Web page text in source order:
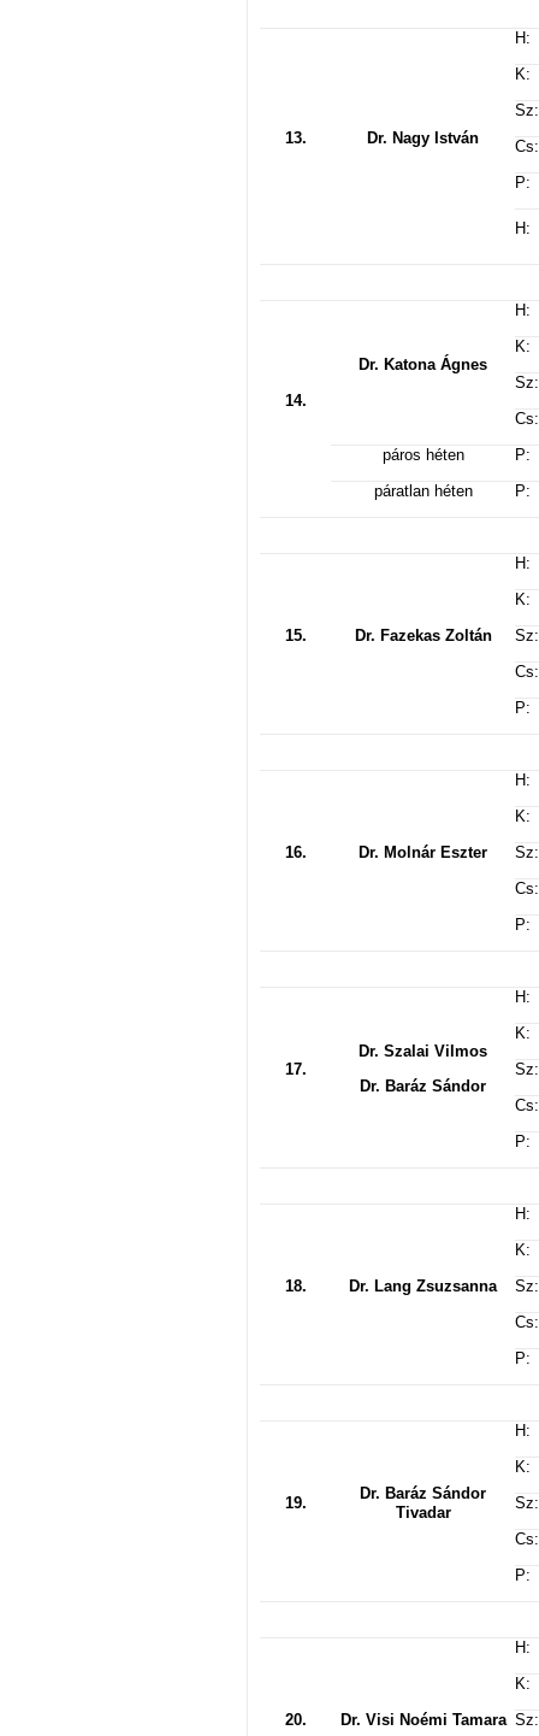
13. Dr. Nagy István
H:
K:
Sz:
Cs:
P:
H:
14.
Dr. Katona Ágnes
H:
K:
Sz:
Cs:
páros héten
P:
páratlan héten
P:
15. Dr. Fazekas Zoltán
H:
K:
Sz:
Cs:
P:
16. Dr. Molnár Eszter
H:
K:
Sz:
Cs:
P:
17.
Dr. Szalai Vilmos
Dr. Baráz Sándor
H:
K:
Sz:
Cs:
P:
18. Dr. Lang Zsuzsanna
H:
K:
Sz:
Cs:
P:
19.
Dr. Baráz Sándor
Tivadar
H:
K:
Sz:
Cs:
P:
20. Dr. Visi Noémi Tamara
H:
K:
Sz: